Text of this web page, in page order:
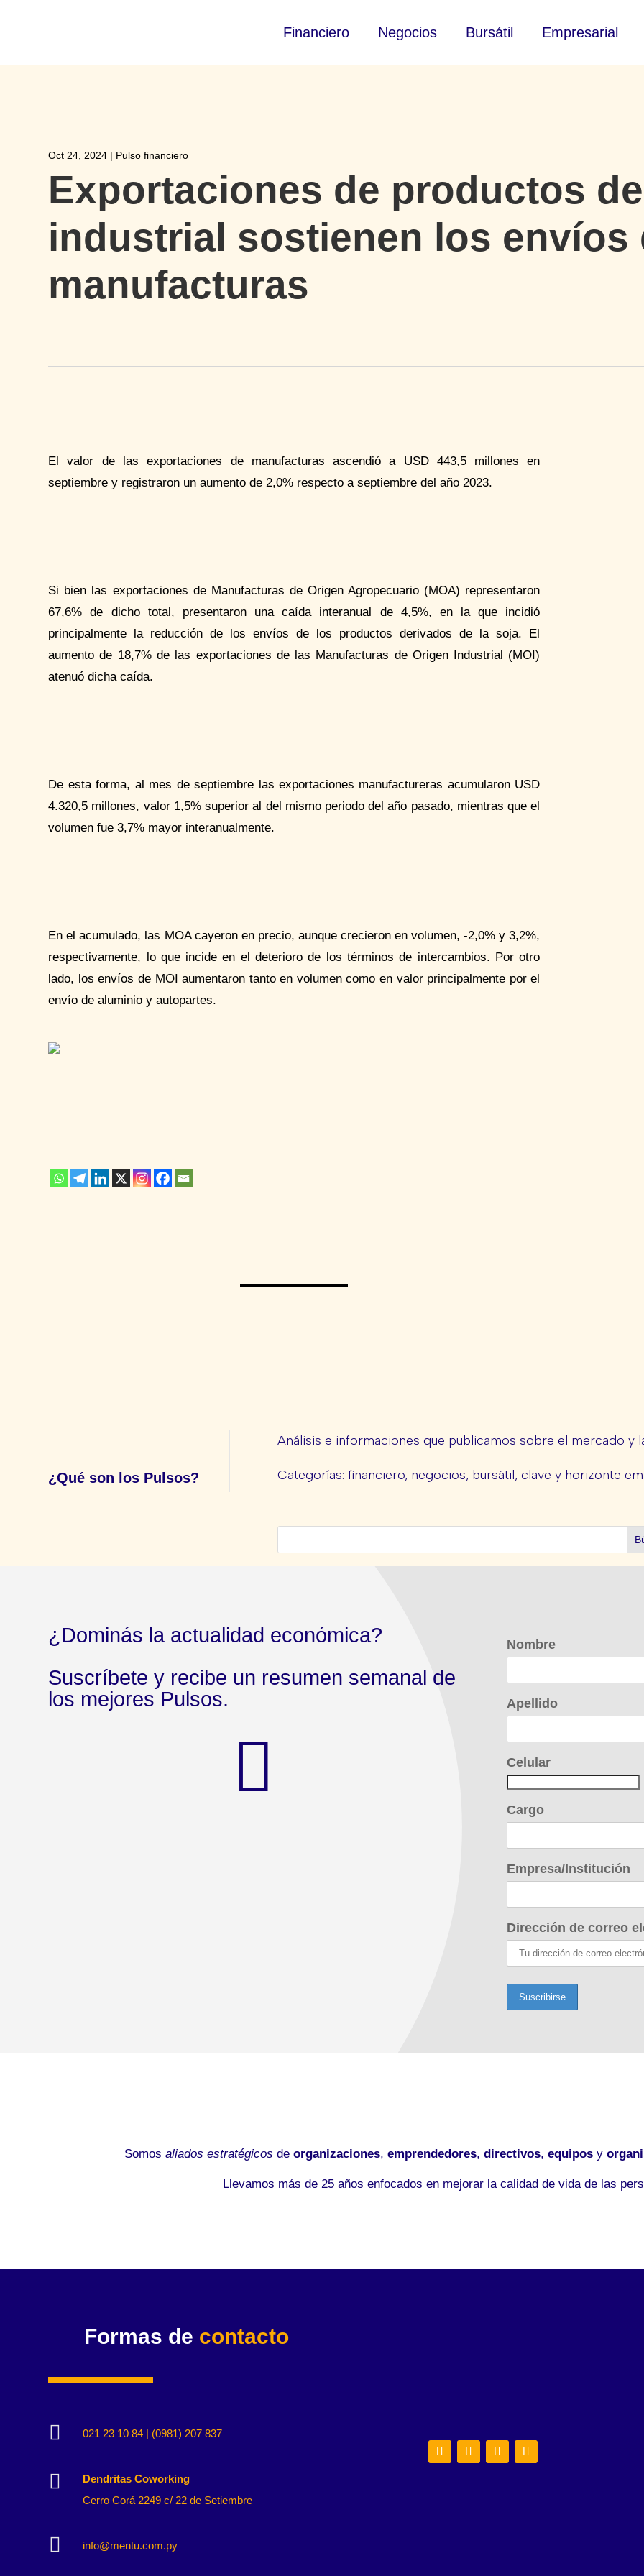
Financiero Negocios Bursátil Empresarial
Oct 24, 2024 | Pulso financiero
Exportaciones de productos
industrial sostienen los envíos
manufacturas
El valor de las exportaciones de manufacturas ascendió a USD 443,5 millones en
septiembre y registraron un aumento de 2,0% respecto a septiembre del año 2023.
Si bien las exportaciones de Manufacturas de Origen Agropecuario (MOA) representaron
67,6% de dicho total, presentaron una caída interanual de 4,5%, en la que incidió
principalmente la reducción de los envíos de los productos derivados de la soja. El
aumento de 18,7% de las exportaciones de las Manufacturas de Origen Industrial (MOI)
atenuó dicha caída.
De esta forma, al mes de septiembre las exportaciones manufactureras acumularon USD
4.320,5 millones, valor 1,5% superior al del mismo periodo del año pasado, mientras que el
volumen fue 3,7% mayor interanualmente.
En el acumulado, las MOA cayeron en precio, aunque crecieron en volumen, -2,0% y 3,2%,
respectivamente, lo que incide en el deterioro de los términos de intercambios. Por otro
lado, los envíos de MOI aumentaron tanto en volumen como en valor principalmente por el
envío de aluminio y autopartes.
¿Qué son los Pulsos?
Análisis e informaciones que publicamos sobre el mercado y
Categorías: financiero, negocios, bursátil, clave y horizonte
¿Dominás la actualidad económica?
Suscríbete y recibe un resumen semanal de
los mejores Pulsos.

Nombre
Apellido
Celular
Cargo
Empresa/Institución
Dirección de correo
Somos aliados estratégicos de organizaciones, emprendedores, directivos, equiposy
Llevamos más de 25 años enfocados en mejorar la calidad de vida de las
Formas de contacto
 021 23 10 84 | (0981) 207 837

Dendritas Coworking
Cerro Corá 2249 c/ 22 de Setiembre
 info@mentu.com.py